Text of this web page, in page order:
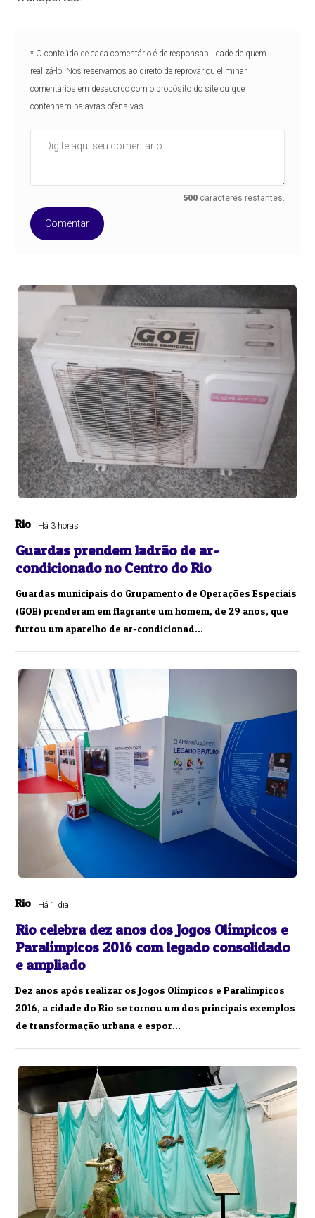
* O conteúdo de cada comentário é de responsabilidade de quem
realizá-lo. Nos reservamos ao direito de reprovar ou eliminar
comentários em desacordo com o propósito do site ou que
contenham palavras ofensivas.
500 caracteres restantes.
Comentar
Rio Há 3 horas
Guardas prendem ladrão de ar-
condicionado no Centro do Rio
Guardas municipais do Grupamento de Operações Especiais
(GOE) prenderam em flagrante um homem, de 29 anos, que
furtou um aparelho de ar-condicionad...
Rio Há 1 dia
Rio celebra dez anos dos Jogos Olímpicos e
Paralímpicos 2016 com legado consolidado
e ampliado
Dez anos após realizar os Jogos Olímpicos e Paralímpicos
2016, a cidade do Rio se tornou um dos principais exemplos
de transformação urbana e espor...